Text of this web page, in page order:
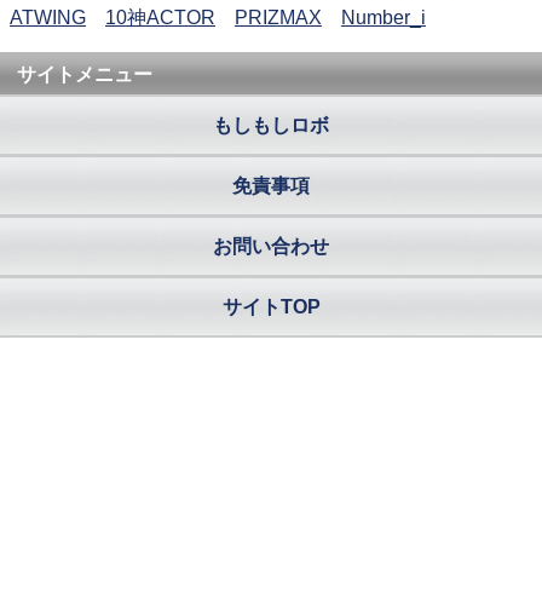
ATWING
10神ACTOR PRIZMAX Number_i
サイトメニュー
もしもしロボ
免責事項
お問い合わせ
サイトTOP